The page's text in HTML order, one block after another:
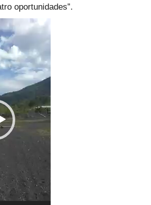
oportunidades”.